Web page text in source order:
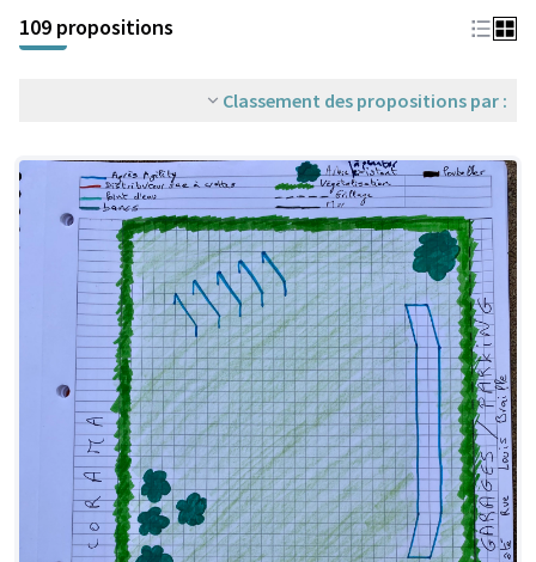
+
−
109 propositions
Classement des propositions par :